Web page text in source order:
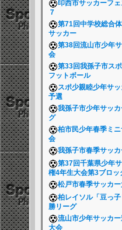
印西市サッカーフェ
７
第71回中学校総合
サッカー
第38回流山市少年
会
第33回我孫子市ス
フットボール
スポ少親睦少年サ
予選
我孫子市少年サッ
グ
柏市民少年春季ミ
会
我孫子市春季サッ
第37回千葉県少年
権4年生大会第3ブロッ
松戸市春季サッカ
柏レイソル「豆っ
勝リーグ
流山市少年サッカ
大会